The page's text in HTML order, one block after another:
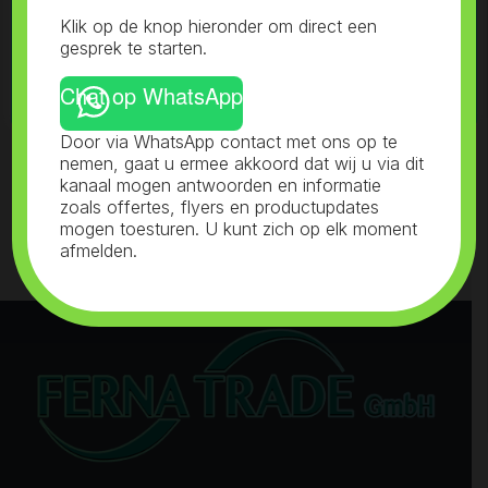
Categorieën 1
Categorieën 2
Contact
assume you're ok with this, but you can opt-out if you wish.
Accept Reject
Klik op de knop hieronder om direct een
gesprek te starten.
Chat op WhatsApp
Door via WhatsApp contact met ons op te
nemen, gaat u ermee akkoord dat wij u via dit
kanaal mogen antwoorden en informatie
zoals offertes, flyers en productupdates
mogen toesturen. U kunt zich op elk moment
afmelden.